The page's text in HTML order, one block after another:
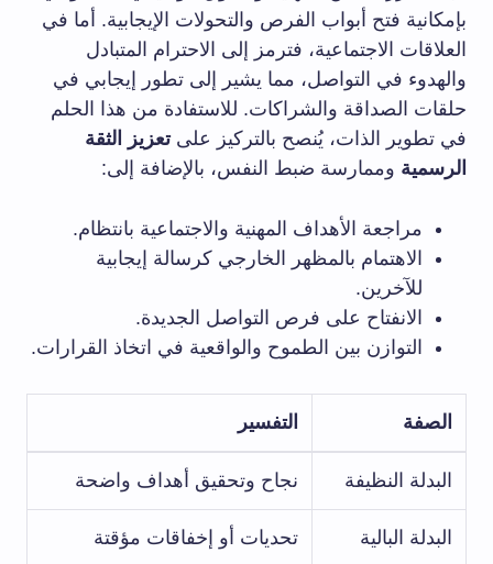
بإمكانية فتح أبواب الفرص والتحولات الإيجابية. أما في
العلاقات الاجتماعية، فترمز إلى الاحترام المتبادل
والهدوء في التواصل، مما يشير إلى تطور إيجابي في
حلقات الصداقة والشراكات. للاستفادة من هذا الحلم
في تطوير الذات، يُنصح بالتركيز علىتعزيز الثقة
الرسمية وممارسة ضبط النفس، بالإضافة إلى:
مراجعة الأهداف المهنية والاجتماعية بانتظام.
الاهتمام بالمظهر الخارجي كرسالة إيجابية
للآخرين.
الانفتاح على فرص التواصل الجديدة.
التوازن بين الطموح والواقعية في اتخاذ القرارات.
الصفة التفسير
البدلة النظيفة نجاح وتحقيق أهداف واضحة
البدلة البالية تحديات أو إخفاقات مؤقتة